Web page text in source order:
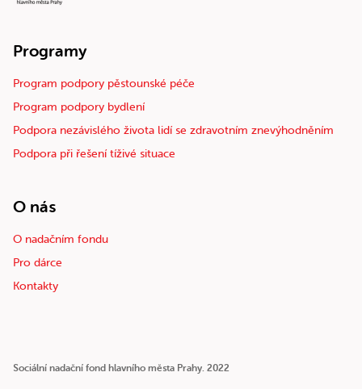
Programy
Program podpory pěstounské péče
Program podpory bydlení
Podpora nezávislého života lidí se zdravotním znevýhodněním
Podpora při řešení tíživé situace
O nás
O nadačním fondu
Pro dárce
Kontakty
Sociální nadační fond hlavního města Prahy. 2022